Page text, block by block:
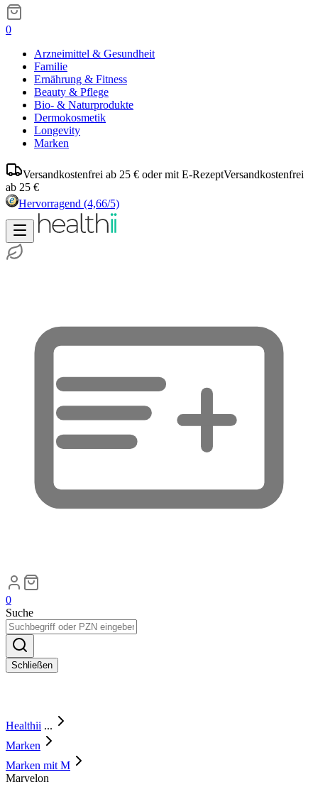
0
Arzneimittel & Gesundheit
Familie
Ernährung & Fitness
Beauty & Pflege
Bio- & Naturprodukte
Dermokosmetik
Longevity
Marken
Versandkostenfrei ab 25 € oder mit E-RezeptVersandkostenfrei
ab 25 €
Hervorragend (4,66/5)
0
Suche
Schließen
Healthii ...
Marken
Marken mit M
Marvelon